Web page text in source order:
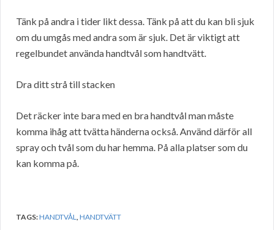
Tänk på andra i tider likt dessa. Tänk på att du kan bli sjuk
om du umgås med andra som är sjuk. Det är viktigt att
regelbundet använda handtvål som handtvätt.
Dra ditt strå till stacken
Det räcker inte bara med en bra handtvål man måste
komma ihåg att tvätta händerna också. Använd därför all
spray och tvål som du har hemma. På alla platser som du
kan komma på.
TAGS:HANDTVÅL,HANDTVÄTT